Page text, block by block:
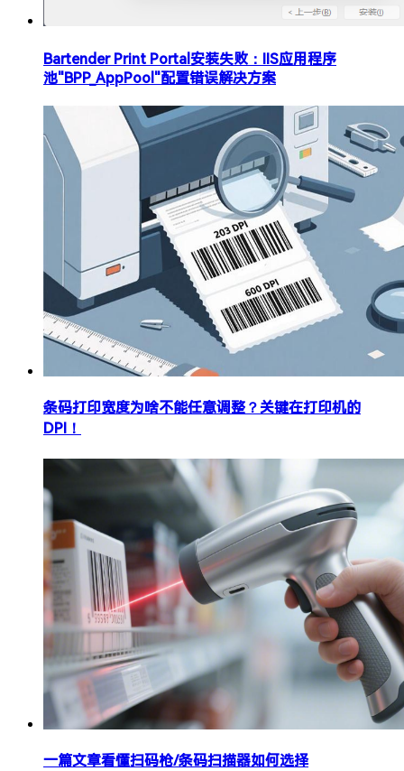
Bartender Print Portal安装失败：IIS应用程序
池"BPP_AppPool"配置错误解决方案
条码打印宽度为啥不能任意调整？关键在打印机的
DPI！​
一篇文章看懂扫码枪/条码扫描器如何选择